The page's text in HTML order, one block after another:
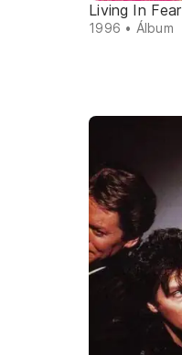
Living In Fear
1996 • Álbum